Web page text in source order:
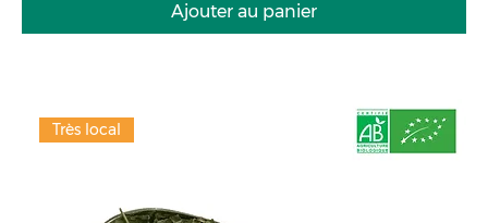
Ajouter au panier
Très local